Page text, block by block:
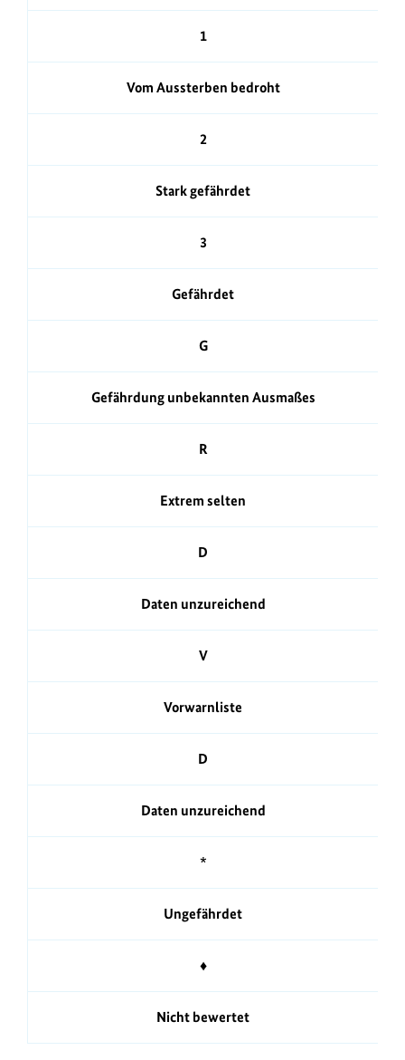
N
1
Vom Aussterben bedroht
2
Stark gefährdet
3
Gefährdet
G
Gefährdung unbekannten Ausmaßes
R
Extrem selten
D
Daten unzureichend
V
Vorwarnliste
D
Daten unzureichend
*
Ungefährdet
♦
Nicht bewertet